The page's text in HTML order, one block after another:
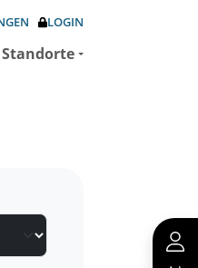
LOGIN
Standorte